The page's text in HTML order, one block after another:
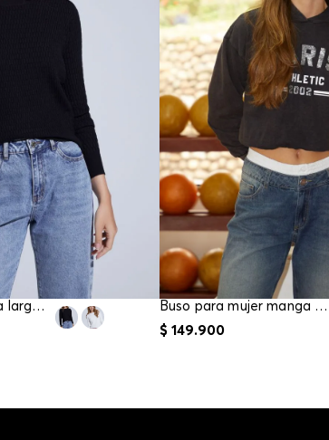
Buzo tejido manga larga para mujer Buso para mujer manga larga
$ 149.900